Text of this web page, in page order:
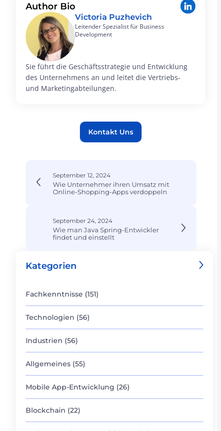
Author Bio
Victoria Puzhevich
Leitender Spezialist für Business
Development
Sie führt die Geschäftsstrategie und Entwicklung
des Unternehmens an und leitet die Vertriebs-
und Marketingabteilungen.
Kontakt Uns
September 12, 2024
Wie Unternehmer ihren Umsatz mit
Online-Shopping-Apps verdoppeln
September 24, 2024
Wie man Java Spring-Entwickler
findet und einstellt
Kategorien
Fachkenntnisse (151)
Technologien (56)
Industrien (56)
Allgemeines (55)
Mobile App-Entwicklung (26)
Blockchain (22)